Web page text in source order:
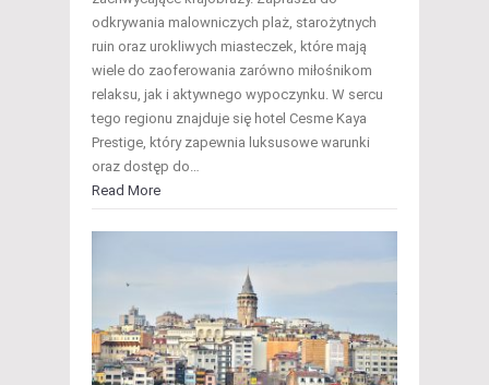
odkrywania malowniczych plaż, starożytnych
ruin oraz urokliwych miasteczek, które mają
wiele do zaoferowania zarówno miłośnikom
relaksu, jak i aktywnego wypoczynku. W sercu
tego regionu znajduje się hotel Cesme Kaya
Prestige, który zapewnia luksusowe warunki
oraz dostęp do…
Read More